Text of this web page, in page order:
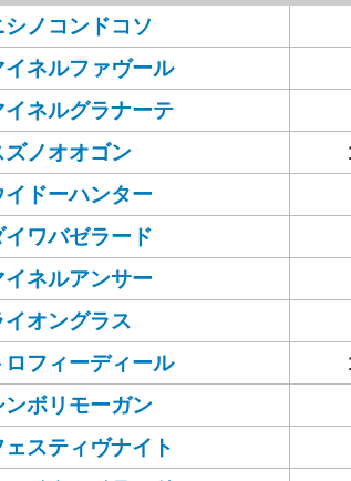
シノコンドコソ
イネルファヴール
イネルグラナーテ
ズノオオゴン
イドーハンター
イワバゼラード
イネルアンサー
イオングラス
ロフィーディール
ンボリモーガン
ェスティヴナイト